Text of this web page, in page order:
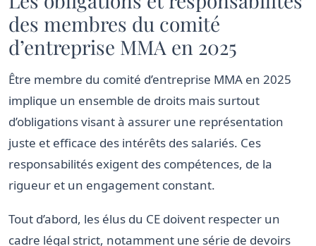
des membres du comité
d’entreprise MMA en 2025
Être membre du comité d’entreprise MMA en 2025
implique un ensemble de droits mais surtout
d’obligations visant à assurer une représentation
juste et efficace des intérêts des salariés. Ces
responsabilités exigent des compétences, de la
rigueur et un engagement constant.
Tout d’abord, les élus du CE doivent respecter un
cadre légal strict, notamment une série de devoirs